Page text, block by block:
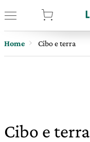
Home Cibo e terra
Cibo e terra